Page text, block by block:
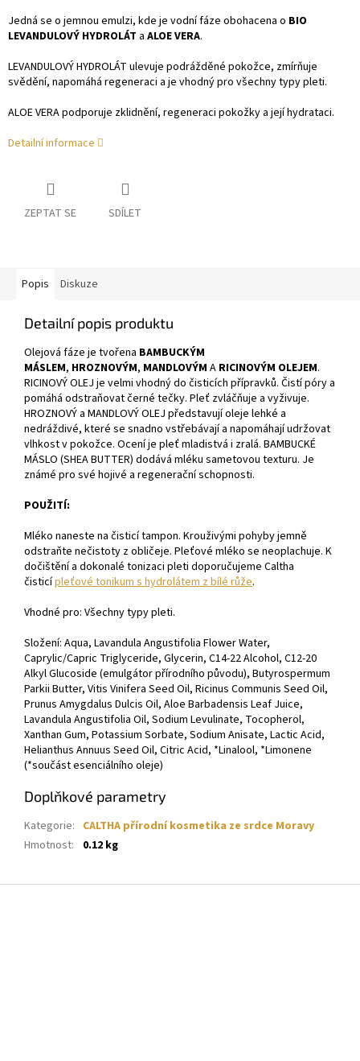
Jedná se o jemnou emulzi, kde je vodní fáze obohacena o BIO
LEVANDULOVÝ HYDROLÁT a ALOE VERA.
LEVANDULOVÝ HYDROLÁT ulevuje podrážděné pokožce, zmírňuje
svědění, napomáhá regeneraci a je vhodný pro všechny typy pleti.
ALOE VERA podporuje zklidnění, regeneraci pokožky a její hydrataci.
Detailní informace
ZEPTAT SE SDÍLET
Popis Diskuze
Detailní popis produktu
Olejová fáze je tvořena BAMBUCKÝM
MÁSLEM, HROZNOVÝM, MANDLOVÝM A RICINOVÝM OLEJEM.
RICINOVÝ OLEJ je velmi vhodný do čisticích přípravků. Čistí póry a
pomáhá odstraňovat černé tečky. Pleť zvláčňuje a vyživuje.
HROZNOVÝ a MANDLOVÝ OLEJ představují oleje lehké a
nedráždivé, které se snadno vstřebávají a napomáhají udržovat
vlhkost v pokožce. Ocení je pleť mladistvá i zralá. BAMBUCKÉ
MÁSLO (SHEA BUTTER) dodává mléku sametovou texturu. Je
známé pro své hojivé a regenerační schopnosti.
POUŽITÍ:
Mléko naneste na čisticí tampon. Krouživými pohyby jemně
odstraňte nečistoty z obličeje. Pleťové mléko se neoplachuje. K
dočištění a dokonalé tonizaci pleti doporučujeme Caltha
čisticípleťové tonikum s hydrolátem z bílé růže.
Vhodné pro: Všechny typy pleti.
Složení: Aqua, Lavandula Angustifolia Flower Water,
Caprylic/Capric Triglyceride, Glycerin, C14-22 Alcohol, C12-20
Alkyl Glucoside (emulgátor přírodního původu), Butyrospermum
Parkii Butter, Vitis Vinifera Seed Oil, Ricinus Communis Seed Oil,
Prunus Amygdalus Dulcis Oil, Aloe Barbadensis Leaf Juice,
Lavandula Angustifolia Oil, Sodium Levulinate, Tocopherol,
Xanthan Gum, Potassium Sorbate, Sodium Anisate, Lactic Acid,
Helianthus Annuus Seed Oil, Citric Acid, *Linalool, *Limonene
(*součást esenciálního oleje)
Doplňkové parametry
Kategorie: CALTHA přírodní kosmetika ze srdce Moravy
Hmotnost: 0.12 kg